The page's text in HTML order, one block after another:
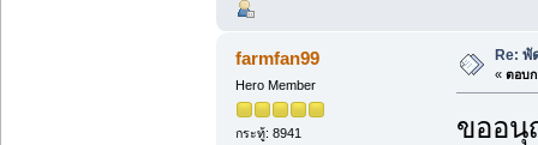
farmfan99
Hero Member
กระทู้: 8941
Re:
« ตอบก
ขออนุ